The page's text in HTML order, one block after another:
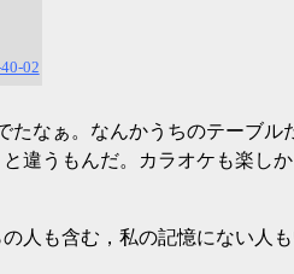
02
なぁ。なんかうちのテーブル
違うもんだ。カラオケも楽し
人も含む，私の記憶にない人も